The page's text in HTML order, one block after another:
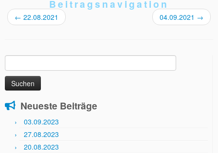
Beitragsnavigation
← 22.08.2021 04.09.2021 →
nach:
Neueste Beiträge
03.09.2023
27.08.2023
20.08.2023